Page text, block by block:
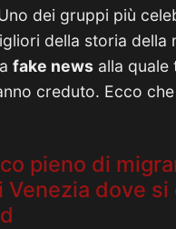
dei gruppi più
della storia della
fake news alla quale
creduto. Ecco che
pieno di
Venezia dove